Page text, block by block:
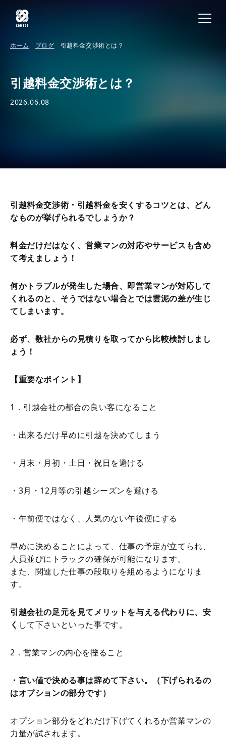
ホーム ブログ 引越料金交渉術とは？
引越料金交渉術とは？
2026.06.08
引越料金交渉術・引越料金を安くするコツとは、どん
なものが挙げられるでしょうか？
料金だけだはなく、営業マンの対応やサービスも含め
て考えましょう！
何かトラブルが発生した場合、即営業マンが対応して
くれるのと、そうではない場合とでは雲泥の差が生じ
てしまいます。
必ず、数社からの見積りを取ってから比較検討しまし
ょう！
【重要なポイント】
1．引越会社の都合の良い客になること
・出来るだけ早めに引越を決めてしまう
・月末・月初・土日・祝日を避ける
・3月・12月等の引越シーズンを避ける
・午前便ではなく、人気のない午後便にする
早めに決めることによって、仕事の予定が立てられ、
人員並びにトラックの確保が可能になります。
また、関連した仕事の段取りを組めるようになりま
す。
引越会社の足元を見てメリットを与える代わりに、安
く して下さいといった事です。
2．営業マンの内心を擽ること
・言い値で決める事は辞めて下さい。（下げられるの
はオプションの部分です）
オプション部分をどれだけ下げてくれるか営業マンの
力量が試されます。